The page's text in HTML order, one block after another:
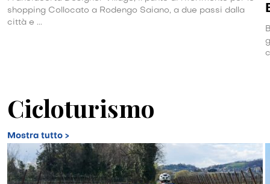
shopping Collocato a Rodengo Saiano, a due passi dalla
città e ...
Cicloturismo
Mostra tutto >